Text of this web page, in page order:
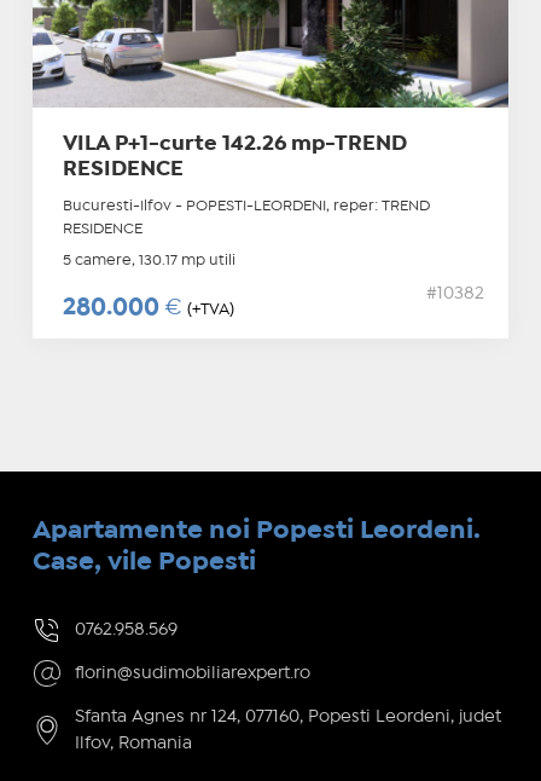
VILA P+1-curte 142.26 mp-TREND
RESIDENCE
Bucuresti-Ilfov - POPESTI-LEORDENI, reper: TREND
RESIDENCE
5 camere, 130.17 mp utili
280.000 € (+TVA)
#10382
Apartamente noi Popesti Leordeni.
Case, vile Popesti
0762.958.569
florin@sudimobiliarexpert.ro
Sfanta Agnes nr 124, 077160, Popesti Leordeni, judet
Ilfov, Romania